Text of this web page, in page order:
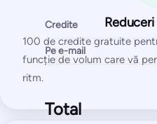
Credite
Pe e-mail
Total
$/
2.500 de e-
50IP-uri /
Monede
Anulează
100 de credite gratuite
funcție de volum care vă
ritm.